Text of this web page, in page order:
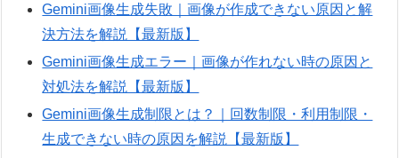
Gemini画像生成失敗｜画像が作成できない原因と解
決方法を解説【最新版】
Gemini画像生成エラー｜画像が作れない時の原因と
対処法を解説【最新版】
Gemini画像生成制限とは？｜回数制限・利用制限・
生成できない時の原因を解説【最新版】